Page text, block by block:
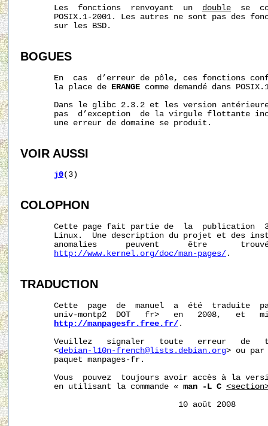
       Les  fonctions  renvoyant  un
double
se
POSIX.1-2001. Les autres ne sont pas des
       sur les BSD.
BOGUES
En  cas  d’erreur de pôle, ces fonctions
       la place de
ERANGE comme demandé dans
Dans le glibc 2.3.2 et les version
pas  d’exception  de la virgule flottante
       une erreur de domaine se produit.
VOIR AUSSI
j0(3)
COLOPHON
Cette page fait partie de  la  publication
Linux.  Une description du projet et des
anomalies      peuvent      être
http://www.kernel.org/doc/man-pages/ .
TRADUCTION
Cette  page  de  manuel  a  été  traduite
univ-montp2  DOT   fr>   en   2008,   et
http://manpagesfr.free.fr/ .
Veuillez   signaler   toute   erreur   de
       <
debian-l10n-french@lists.debian.org> ou par
       paquet manpages-fr.
Vous  pouvez  toujours avoir accès à la
       en utilisant la commande «
man -L C